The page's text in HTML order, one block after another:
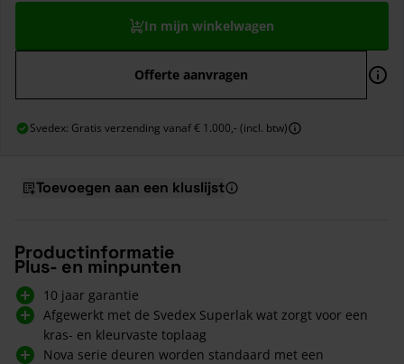
In mijn winkelwagen
Offerte aanvragen
Svedex: Gratis verzending vanaf € 1.000,- (incl. btw)
Toevoegen aan een kluslijst
Productinformatie
Plus- en minpunten
10 jaar garantie
Afgewerkt met de Svedex Superlak wat zorgt voor een
kras- en kleurvaste toplaag
Nova serie deuren worden standaard met een